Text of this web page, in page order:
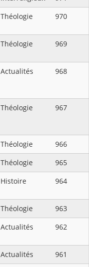
Théologie 970
Théologie 969
Actualités 968
Théologie 967
Théologie
966
Théologie
965
Histoire 964
Théologie
963
Actualités 962
Actualités
961